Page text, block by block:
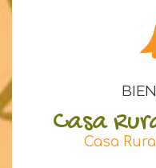
Casa
Casa